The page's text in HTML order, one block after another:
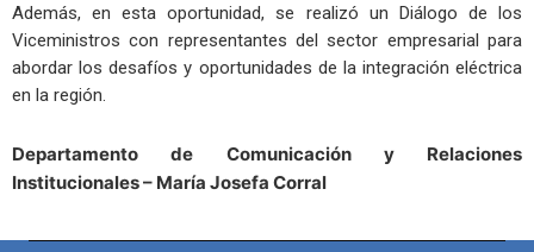
Además, en esta oportunidad, se realizó un Diálogo de los
Viceministros con representantes del sector empresarial para
abordar los desafíos y oportunidades de la integración eléctrica
en la región.
Departamento de Comunicación y Relaciones
Institucionales – María Josefa Corral